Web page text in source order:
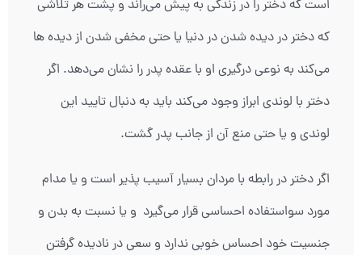
است که دختر را در زندگی به پیش می‌راند و پشت هر تلاشی
که دختر در دیده شدن در دنیا یا حتی مخفی شدن از دیده ها
می‌کند به نوعی درگیری او با عقده پدر را نشان می‌دهد. اگر
دختر با لوندی ابراز وجود می‌کند باید به دنبال تایید این
لوندی و یا حتی منع آن از جانب پدر گشت.
اگر دختر در رابطه با مردان بسیار آسیب پذیر است و یا مدام
مورد سواستفاده احساسی قرار می‌گیرد و یا نسبت به بدن و
جنسیت خود احساس خوبی ندارد و سعی در نادیده گرفتن